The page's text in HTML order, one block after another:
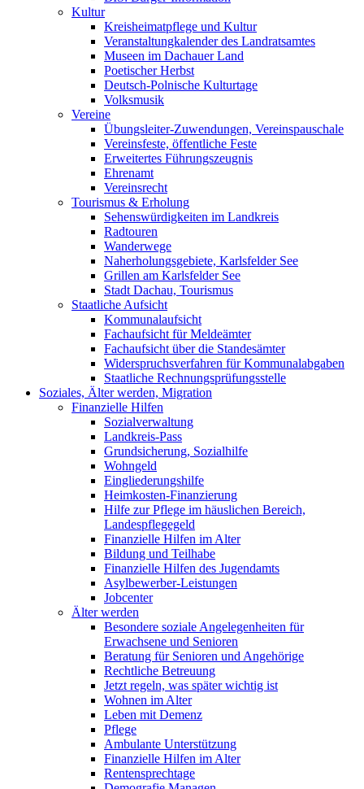
Kultur
Kreisheimatpflege und Kultur
Veranstaltungkalender des Landratsamtes
Museen im Dachauer Land
Poetischer Herbst
Deutsch-Polnische Kulturtage
Volksmusik
Vereine
Übungsleiter-Zuwendungen, Vereinspauschale
Vereinsfeste, öffentliche Feste
Erweitertes Führungszeugnis
Ehrenamt
Vereinsrecht
Tourismus & Erholung
Sehenswürdigkeiten im Landkreis
Radtouren
Wanderwege
Naherholungsgebiete, Karlsfelder See
Grillen am Karlsfelder See
Stadt Dachau, Tourismus
Staatliche Aufsicht
Kommunalaufsicht
Fachaufsicht für Meldeämter
Fachaufsicht über die Standesämter
Widerspruchsverfahren für Kommunalabgaben
Staatliche Rechnungsprüfungsstelle
Soziales, Älter werden, Migration
Finanzielle Hilfen
Sozialverwaltung
Landkreis-Pass
Grundsicherung, Sozialhilfe
Wohngeld
Eingliederungshilfe
Heimkosten-Finanzierung
Hilfe zur Pflege im häuslichen Bereich,
Landespflegegeld
Finanzielle Hilfen im Alter
Bildung und Teilhabe
Finanzielle Hilfen des Jugendamts
Asylbewerber-Leistungen
Jobcenter
Älter werden
Besondere soziale Angelegenheiten für
Erwachsene und Senioren
Beratung für Senioren und Angehörige
Rechtliche Betreuung
Jetzt regeln, was später wichtig ist
Wohnen im Alter
Leben mit Demenz
Pflege
Ambulante Unterstützung
Finanzielle Hilfen im Alter
Rentensprechtage